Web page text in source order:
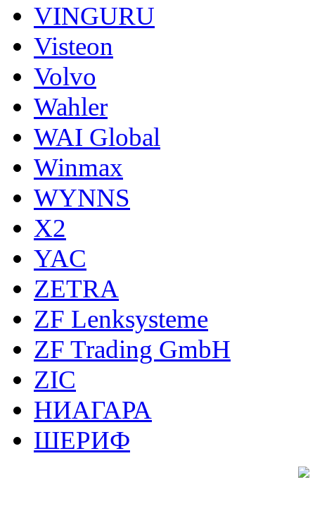
VINGURU
Visteon
Volvo
Wahler
WAI Global
Winmax
WYNNS
X2
YAC
ZETRA
ZF Lenksysteme
ZF Trading GmbH
ZIC
НИАГАРА
ШЕРИФ